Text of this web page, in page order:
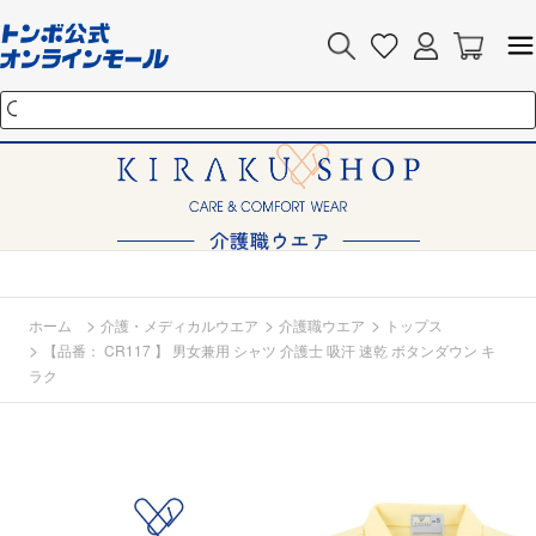
ホーム > 介護・メディカルウエア > 介護職ウエア > トップス
>
【品番： CR117 】 男女兼用 シャツ 介護士 吸汗 速乾 ボタンダウン キ
ラク